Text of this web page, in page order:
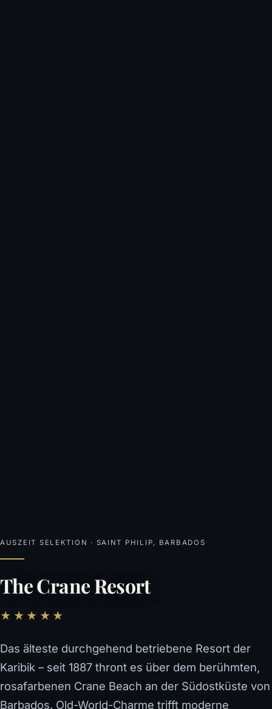
AUSZEIT SELEKTION · SAINT PHILIP, BARBADOS
The Crane Resort
★★★★★
Das älteste durchgehend betriebene Resort der
Karibik – seit 1887 thront es über dem berühmten,
rosafarbenen Crane Beach an der Südostküste von
Barbados. Old-World-Charme trifft moderne